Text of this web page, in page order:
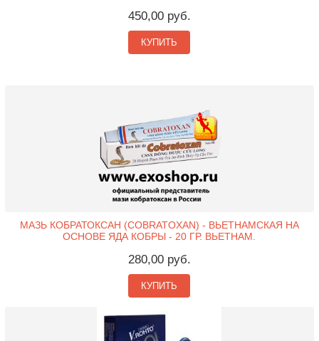
450,00 руб.
КУПИТЬ
МАЗЬ КОБРАТОКСАН (COBRATOXAN) - ВЬЕТНАМСКАЯ НА
ОСНОВЕ ЯДА КОБРЫ - 20 ГР. ВЬЕТНАМ.
280,00 руб.
КУПИТЬ